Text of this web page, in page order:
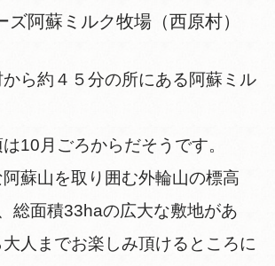
ズ阿蘇ミルク牧場（西原村）
ら約４５分の所にある阿蘇ミル
10月ごろからだそうです。
蘇山を取り囲む外輪山の標高
総面積33haの広大な敷地があ
人までお楽しみ頂けるところに